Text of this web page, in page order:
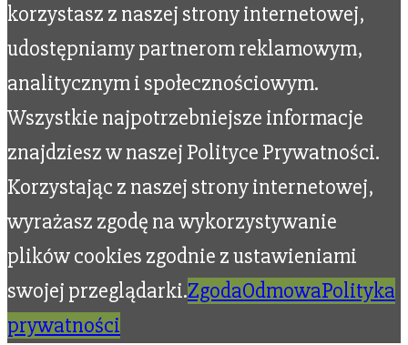
korzystasz z naszej strony internetowej,
udostępniamy partnerom reklamowym,
analitycznym i społecznościowym.
Wszystkie najpotrzebniejsze informacje
znajdziesz w naszej Polityce Prywatności.
Korzystając z naszej strony internetowej,
wyrażasz zgodę na wykorzystywanie
plików cookies zgodnie z ustawieniami
swojej przeglądarki.ZgodaOdmowaPolityka
prywatności